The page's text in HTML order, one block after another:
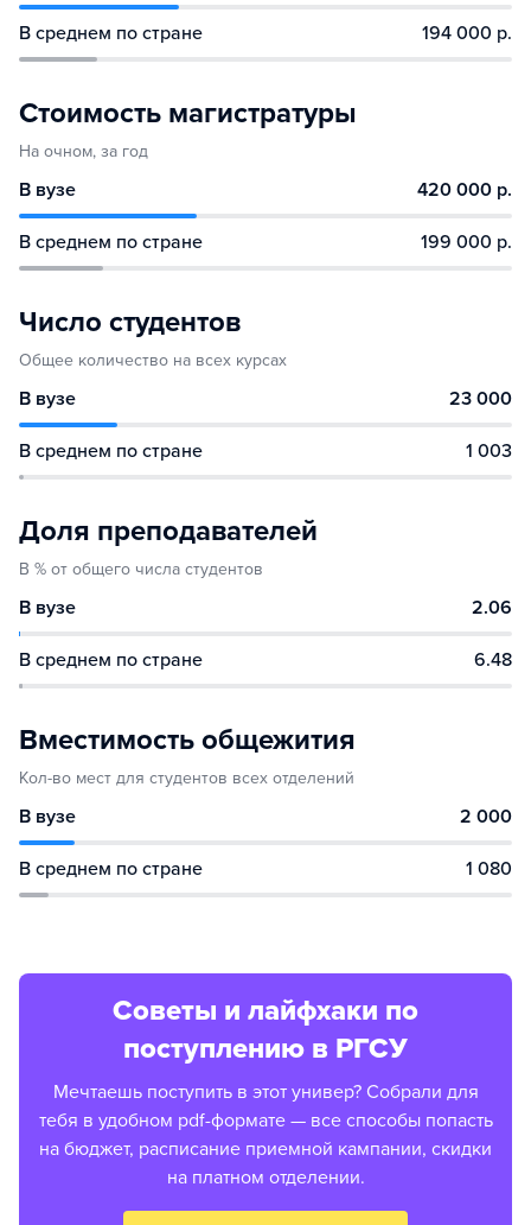
В среднем по стране 194 000 р.
Стоимость магистратуры
На очном, за год
В вузе 420 000 р.
В среднем по стране 199 000 р.
Число студентов
Общее количество на всех курсах
В вузе 23 000
В среднем по стране 1 003
Доля преподавателей
В % от общего числа студентов
В вузе 2.06
В среднем по стране 6.48
Вместимость общежития
Кол-во мест для студентов всех отделений
В вузе 2 000
В среднем по стране 1 080
Советы и лайфхаки по
поступлению в РГСУ
Мечтаешь поступить в этот универ? Собрали для
тебя в удобном pdf-формате — все способы попасть
на бюджет, расписание приемной кампании, скидки
на платном отделении.